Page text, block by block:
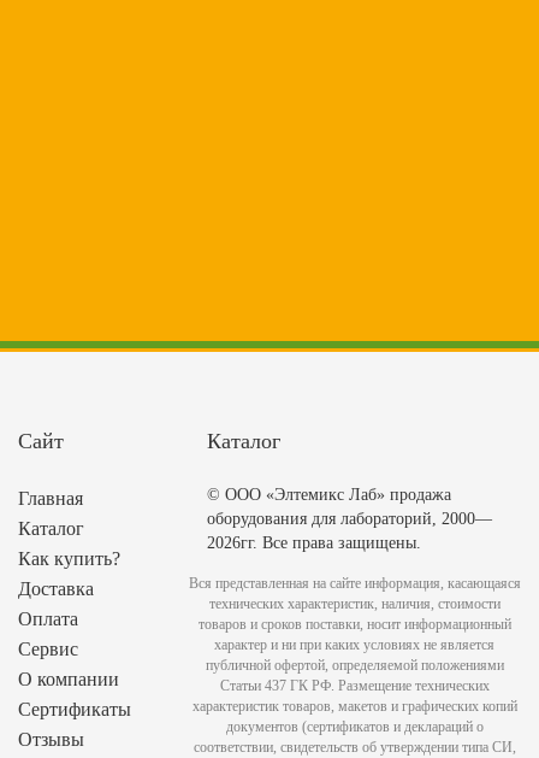
Сайт
Главная
Каталог
Как купить?
Доставка
Оплата
Сервис
О компании
Сертификаты
Отзывы
Каталог
© ООО «Элтемикс Лаб» продажа
оборудования для лабораторий, 2000—
2026гг. Все права защищены.
Вся представленная на сайте информация, касающаяся
технических характеристик, наличия, стоимости
товаров и сроков поставки, носит информационный
характер и ни при каких условиях не является
публичной офертой, определяемой положениями
Статьи 437 ГК РФ. Размещение технических
характеристик товаров, макетов и графических копий
документов (сертификатов и деклараций о
соответствии, свидетельств об утверждении типа СИ,